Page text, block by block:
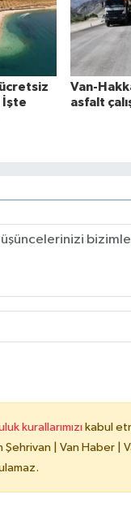
İşte
Van-
asfalt
kurallarımızı kabul
Şehrivan | Van Haber